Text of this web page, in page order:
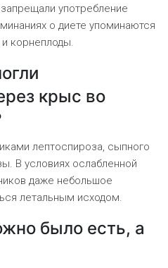
употребление
о диете упоминаются
корнеплоды.
крыс во
лептоспироза, сыпного
В условиях ослабленной
даже небольшое
летальным исходом.
было есть, а